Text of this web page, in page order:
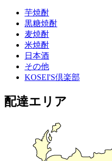
芋焼酎
黒糖焼酎
麦焼酎
米焼酎
日本酒
その他
KOSEI'S倶楽部
配達エリア